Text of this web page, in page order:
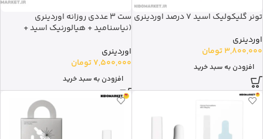
تونر گلیکولیک اسید 7 درصد اوردینری
اوردینری
3,800,000تومان
افزودن به سبد خرید
ست 3 عددی روزانه اوردینری
(نیاسنامید + هیالورنیک اسید +
اوردینری
7,500,000 تومان
افزودن به سبد خرید